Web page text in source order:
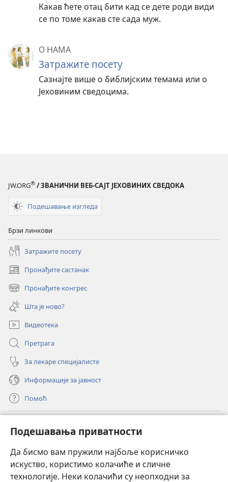
Подешавања приватности
Да бисмо вам пружили најбоље корисничко
искуство, користимо колачиће и сличне
технологије. Неки колачићи су неопходни за
Какав ћете отац бити кад се дете роди види
се по томе какав сте сада муж.
О НАМА
Затражите посету
Сазнајте више о библијским темама или о
Јеховиним сведоцима.
JW.ORG® / ЗВАНИЧНИ ВЕБ-САЈТ ЈЕХОВИНИХ СВЕДОКА
Подешавање изгледа
Брзи линкови
Затражите посету
Пронађите састанак
(отвара
нови
прозор)
Пронађите конгрес
(отвара
нови
прозор)
Шта је ново?
Видеотека
Претрага
За лекаре специјалисте
Информације за јавност
Помоћ
(отвара
нови
прозор)ОНЛАЈН БИБЛИОТЕКА Watchtower
(отвара
нови
прозор)JW Hub®
(отвара